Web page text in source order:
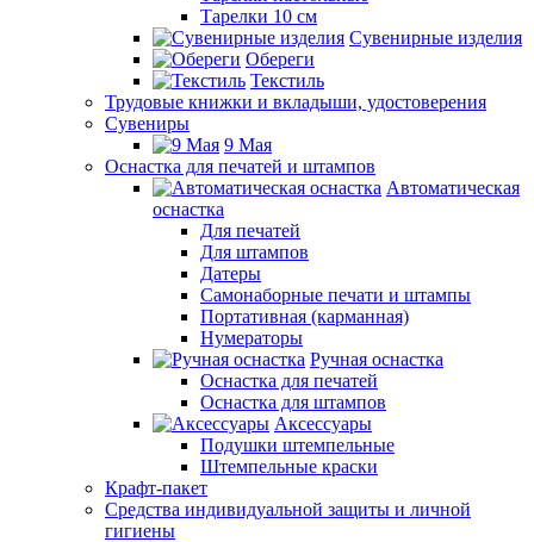
Тарелки 10 см
Сувенирные изделия
Обереги
Текстиль
Трудовые книжки и вкладыши, удостоверения
Сувениры
9 Мая
Оснастка для печатей и штампов
Автоматическая
оснастка
Для печатей
Для штампов
Датеры
Самонаборные печати и штампы
Портативная (карманная)
Нумераторы
Ручная оснастка
Оснастка для печатей
Оснастка для штампов
Аксессуары
Подушки штемпельные
Штемпельные краски
Крафт-пакет
Средства индивидуальной защиты и личной
гигиены